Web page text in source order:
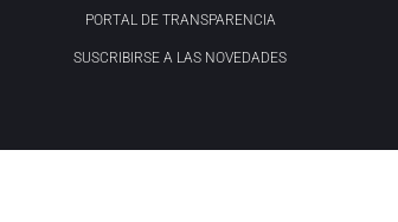
PORTAL DE TRANSPARENCIA
SUSCRIBIRSE A LAS NOVEDADES